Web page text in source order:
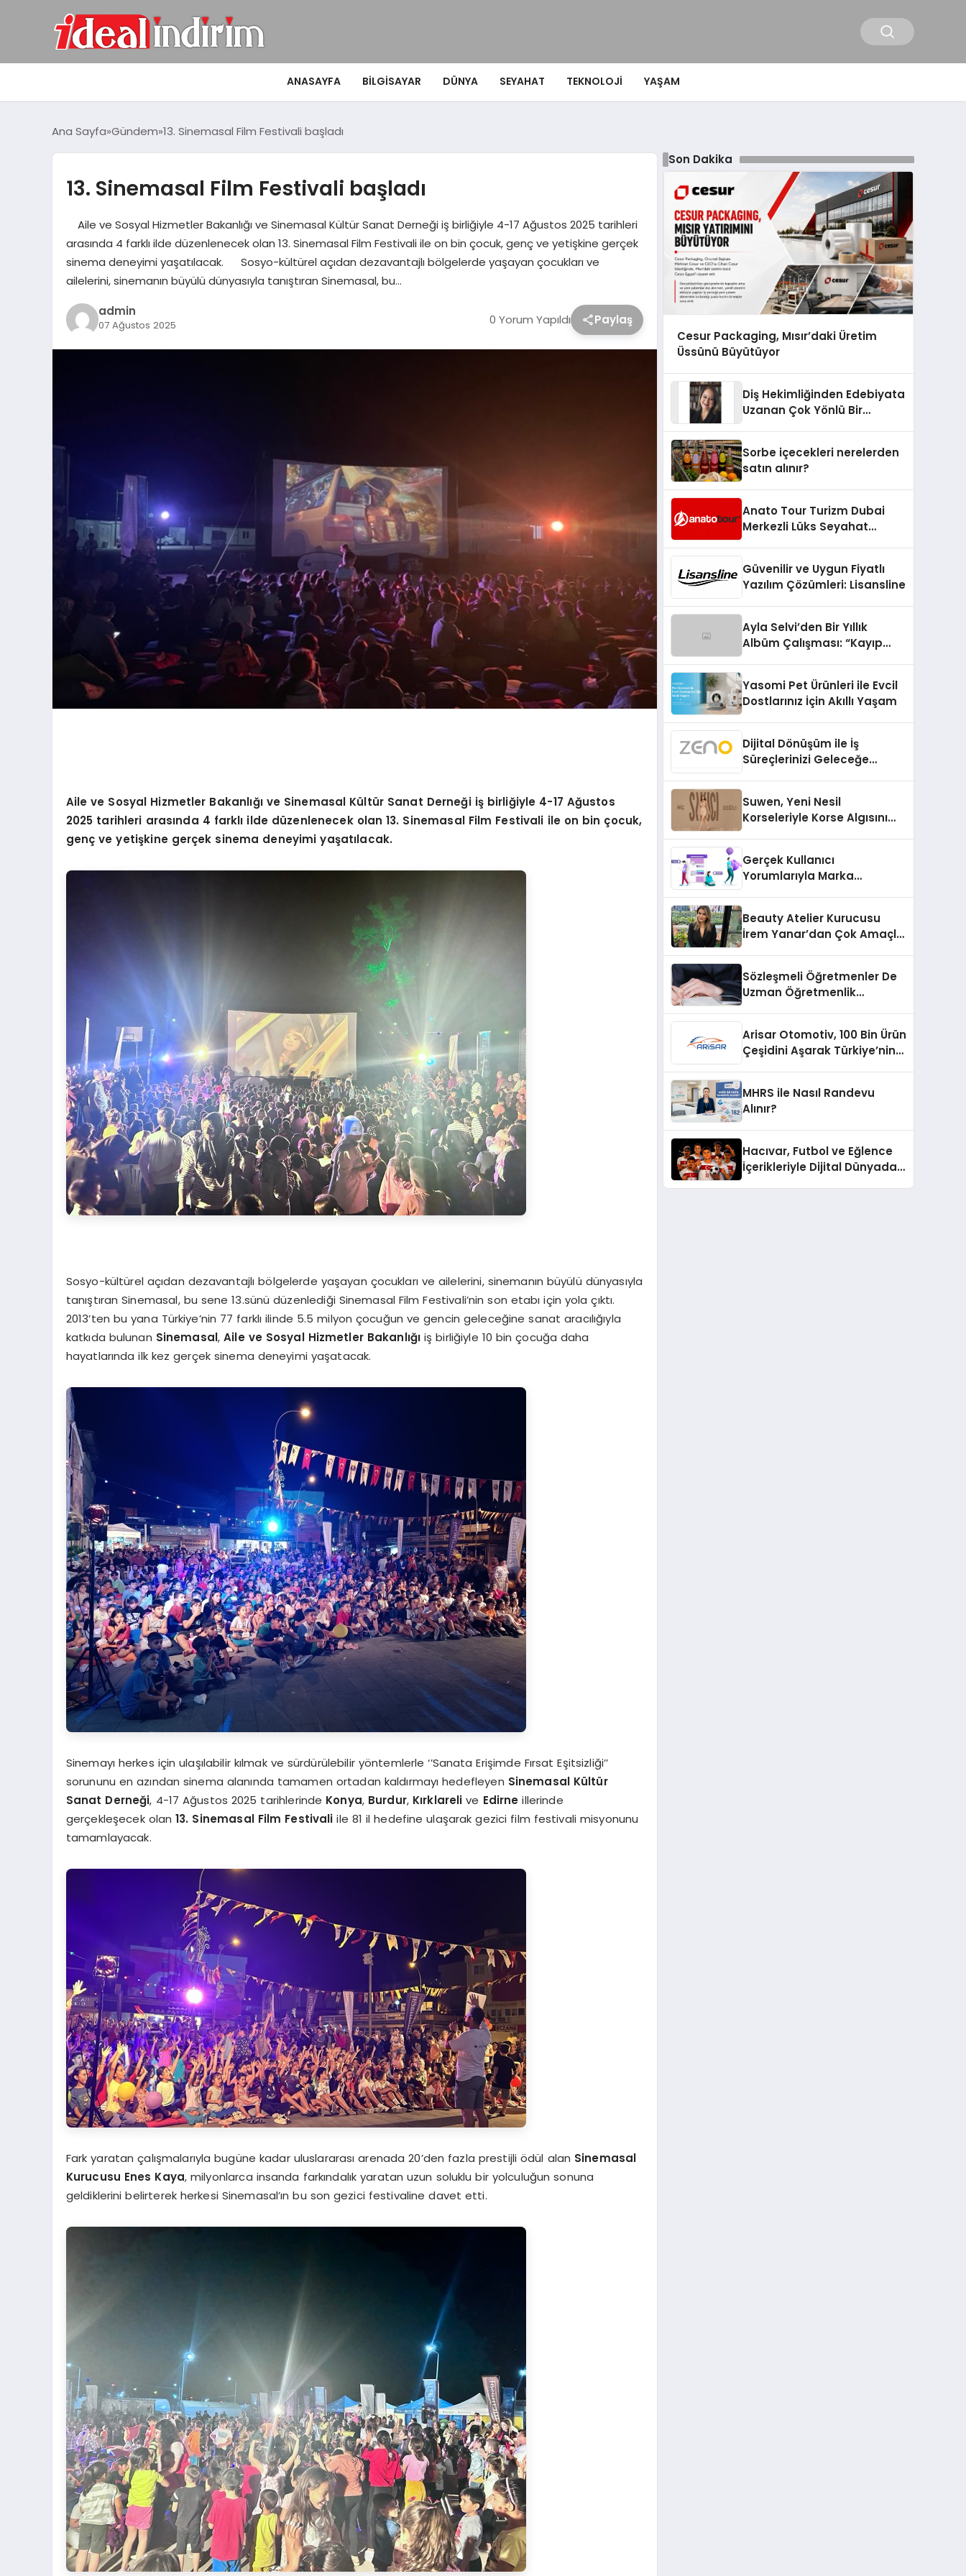
ANASAYFA BILGISAYAR DÜNYA SEYAHAT TEKNOLOJI YAŞAM
Ana Sayfa Gündem 13. Sinemasal Film Festivali başladı
13. Sinemasal Film Festivali başladı
Aile ve Sosyal Hizmetler Bakanlığı ve Sinemasal Kültür Sanat Derneği iş birliğiyle 4-17 Ağustos 2025 tarihleri
arasında 4 farklı ilde düzenlenecek olan 13. Sinemasal Film Festivali ile on bin çocuk, genç ve yetişkine gerçek
sinema deneyimi yaşatılacak. Sosyo-kültürel açıdan dezavantajlı bölgelerde yaşayan çocukları ve
ailelerini, sinemanın büyülü dünyasıyla tanıştıran Sinemasal, bu…
admin
07 Ağustos 2025 0 Yorum Yapıldı Paylaş
Aile ve Sosyal Hizmetler Bakanlığı ve Sinemasal Kültür Sanat Derneği iş birliğiyle 4-17 Ağustos
2025 tarihleri arasında 4 farklı ilde düzenlenecek olan 13. Sinemasal Film Festivali ile on bin çocuk,
genç ve yetişkine gerçek sinema deneyimi yaşatılacak.
Sosyo-kültürel açıdan dezavantajlı bölgelerde yaşayan çocukları ve ailelerini, sinemanın büyülü dünyasıyla
tanıştıran Sinemasal, bu sene 13.sünü düzenlediği Sinemasal Film Festivali’nin son etabı için yola çıktı.
2013’ten bu yana Türkiye’nin 77 farklı ilinde 5.5 milyon çocuğun ve gencin geleceğine sanat aracılığıyla
katkıda bulunan Sinemasal,Aile ve Sosyal Hizmetler Bakanlığıiş birliğiyle 10 bin çocuğa daha
hayatlarında ilk kez gerçek sinema deneyimi yaşatacak.
Sinemayı herkes için ulaşılabilir kılmak ve sürdürülebilir yöntemlerle ‘’Sanata Erişimde Fırsat Eşitsizliği’’
sorununu en azından sinema alanında tamamen ortadan kaldırmayı hedefleyen Sinemasal Kültür
Sanat Derneği, 4-17 Ağustos 2025 tarihlerinde Konya, Burdur, Kırklareli ve Edirne illerinde
gerçekleşecek olan13. Sinemasal Film Festivali ile 81 il hedefine ulaşarak gezici film festivali misyonunu
tamamlayacak.
Fark yaratan çalışmalarıyla bugüne kadar uluslararası arenada 20’den fazla prestijli ödül alan Sinemasal
Kurucusu Enes Kaya, milyonlarca insanda farkındalık yaratan uzun soluklu bir yolculuğun sonuna
geldiklerini belirterek herkesi Sinemasal’ın bu son gezici festivaline davet etti.
Son Dakika
Cesur Packaging, Mısır’daki Üretim
Üssünü Büyütüyor
Diş Hekimliğinden Edebiyata
Uzanan Çok Yönlü Bir
Sorbe içecekleri nerelerden
satın alınır?
Anato Tour Turizm Dubai
Merkezli Lüks Seyahat
Güvenilir ve Uygun Fiyatlı
Yazılım Çözümleri: Lisansline
Ayla Selvi’den Bir Yıllık
Albüm Çalışması: “Kayıp
Yasomi Pet Ürünleri ile Evcil
Dostlarınız İçin Akıllı Yaşam
Dijital Dönüşüm ile İş
Süreçlerinizi Geleceğe
Suwen, Yeni Nesil
Korseleriyle Korse Algısını
Gerçek Kullanıcı
Yorumlarıyla Marka
Beauty Atelier Kurucusu
İrem Yanar’dan Çok Amaçlı
Sözleşmeli Öğretmenler De
Uzman Öğretmenlik
Arisar Otomotiv, 100 Bin Ürün
Çeşidini Aşarak Türkiye’nin
Platformlarından Biri Oldu
MHRS ile Nasıl Randevu
Alınır?
Hacıvar, Futbol ve Eğlence
İçerikleriyle Dijital Dünyada